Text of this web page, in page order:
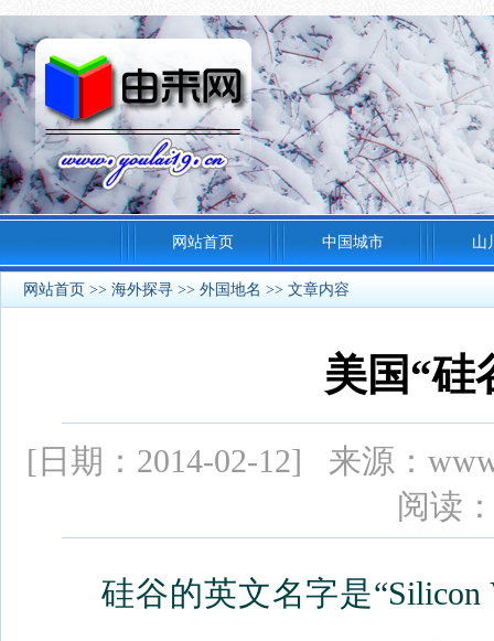
网站首页 中国城市 山
网站首页 >> 海外探寻 >> 外国地名 >> 文章内容
美国“硅
[日期：2014-02-12] 来源：
阅读
硅谷的英文名字是“Silicon